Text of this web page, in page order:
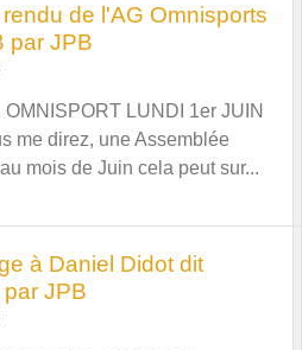
de l'AG Omnisports
par JPB
OMNISPORT LUNDI 1er JUIN
me direz, une Assemblée
mois de Juin cela peut sur...
à Daniel Didot dit
JPB